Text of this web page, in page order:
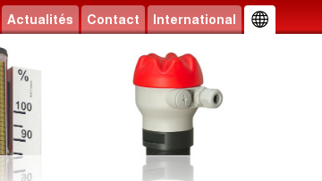
Actualités Contact International